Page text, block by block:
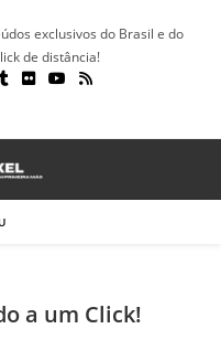
exclusivos do Brasil e do
de distância!
a um Click!